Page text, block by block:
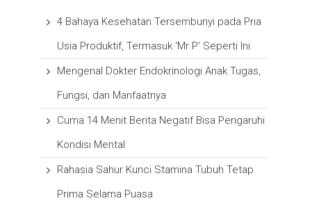
4 Bahaya Kesehatan Tersembunyi pada Pria
Usia Produktif, Termasuk ‘Mr P’ Seperti Ini
Mengenal Dokter Endokrinologi Anak Tugas,
Fungsi, dan Manfaatnya
Cuma 14 Menit Berita Negatif Bisa Pengaruhi
Kondisi Mental
Rahasia Sahur Kunci Stamina Tubuh Tetap
Prima Selama Puasa